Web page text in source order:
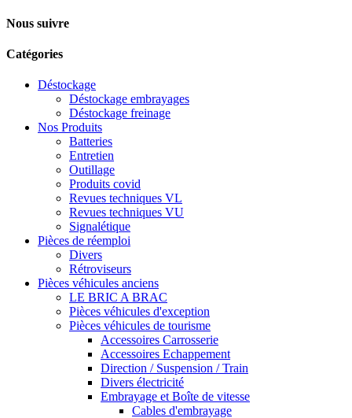
Nous suivre
Catégories
Déstockage
Déstockage embrayages
Déstockage freinage
Nos Produits
Batteries
Entretien
Outillage
Produits covid
Revues techniques VL
Revues techniques VU
Signalétique
Pièces de réemploi
Divers
Rétroviseurs
Pièces véhicules anciens
LE BRIC A BRAC
Pièces véhicules d'exception
Pièces véhicules de tourisme
Accessoires Carrosserie
Accessoires Echappement
Direction / Suspension / Train
Divers électricité
Embrayage et Boîte de vitesse
Cables d'embrayage